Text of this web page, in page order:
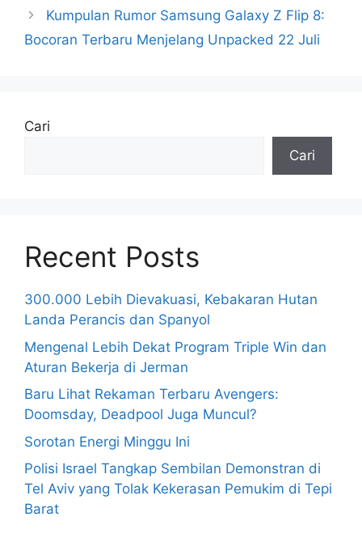
Kumpulan Rumor Samsung Galaxy Z Flip 8:
Bocoran Terbaru Menjelang Unpacked 22 Juli
Cari
Cari
Recent Posts
300.000 Lebih Dievakuasi, Kebakaran Hutan
Landa Perancis dan Spanyol
Mengenal Lebih Dekat Program Triple Win dan
Aturan Bekerja di Jerman
Baru Lihat Rekaman Terbaru Avengers:
Doomsday, Deadpool Juga Muncul?
Sorotan Energi Minggu Ini
Polisi Israel Tangkap Sembilan Demonstran di
Tel Aviv yang Tolak Kekerasan Pemukim di Tepi
Barat